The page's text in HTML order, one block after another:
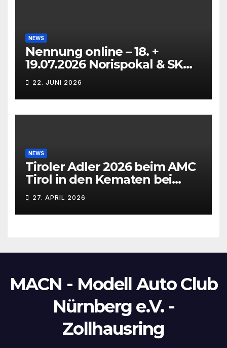
NEWS
Nennung online – 18. +
19.07.2026 Norispokal & SK
Lauf VG + EG
22. JUNI 2026
NEWS
Tiroler Adler 2026 beim AMC
Tirol in den Kematen bei
Innsbruck
27. APRIL 2026
MACN - Modell Auto Club
Nürnberg e.V. -
Zollhausring